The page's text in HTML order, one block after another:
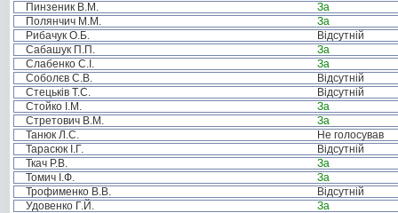
Пинзеник В.М.
За
Полянчич М.М.
За
Рибачук О.Б.
Відсутній
Сабашук П.П.
За
Слабенко С.І.
За
Соболєв С.В.
Відсутній
Стецьків Т.С.
Відсутній
Стойко І.М.
За
Стретович В.М.
За
Танюк Л.С.
Не голосував
Тарасюк І.Г.
Відсутній
Ткач Р.В.
За
Томич І.Ф.
За
Трофименко В.В.
Відсутній
Удовенко Г.Й.
За